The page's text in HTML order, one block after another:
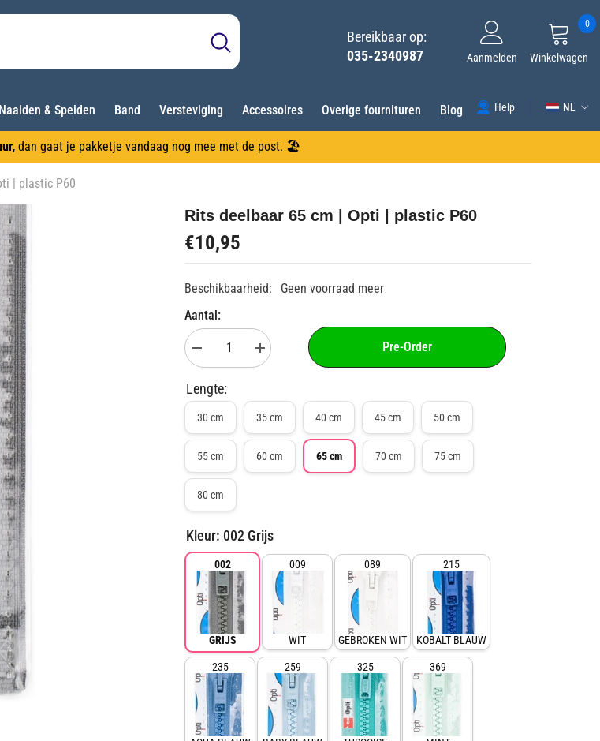
Bereikbaar op:
035-2340987
Aanmelden Winkelwagen
00
Naalden & Spelden Band Versteviging Accessoires Overige fournituren Blog Help NL
NL
FR
, dan gaat je pakketje vandaag nog mee met de post. 🏖️
| plastic P60
Rits deelbaar 65 cm | Opti | plastic P60
€10,95
Beschikbaarheid:
Geen voorraad meer
Aantal:
verlagen
Rits
deelbaar
65
cm
|
|
plastic
Aantal
verhogen
deelbaar
65
cm
|
|
plastic
Pre-Order
Lengte:
30 cm 35 cm 40 cm 45 cm 50 cm
55 cm 60 cm 65 cm 70 cm 75 cm
80 cm
Kleur: 002 Grijs
002
GRIJS
009
WIT
089
GEBROKEN WIT
215
KOBALT BLAUW
235 259 325 369